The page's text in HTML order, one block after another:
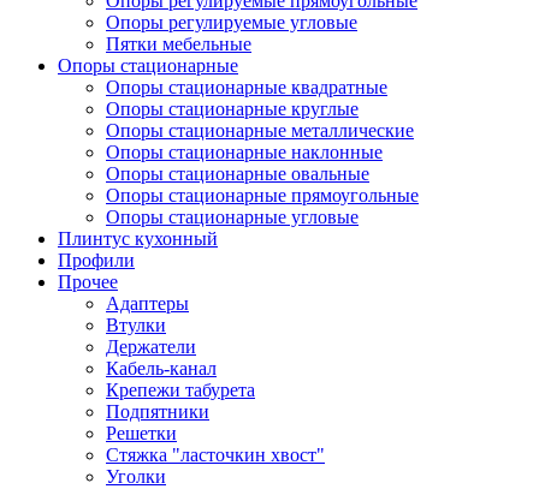
Опоры регулируемые угловые
Пятки мебельные
Опоры стационарные
Опоры стационарные квадратные
Опоры стационарные круглые
Опоры стационарные металлические
Опоры стационарные наклонные
Опоры стационарные овальные
Опоры стационарные прямоугольные
Опоры стационарные угловые
Плинтус кухонный
Профили
Прочее
Адаптеры
Втулки
Держатели
Кабель-канал
Крепежи табурета
Подпятники
Решетки
Стяжка "ласточкин хвост"
Уголки